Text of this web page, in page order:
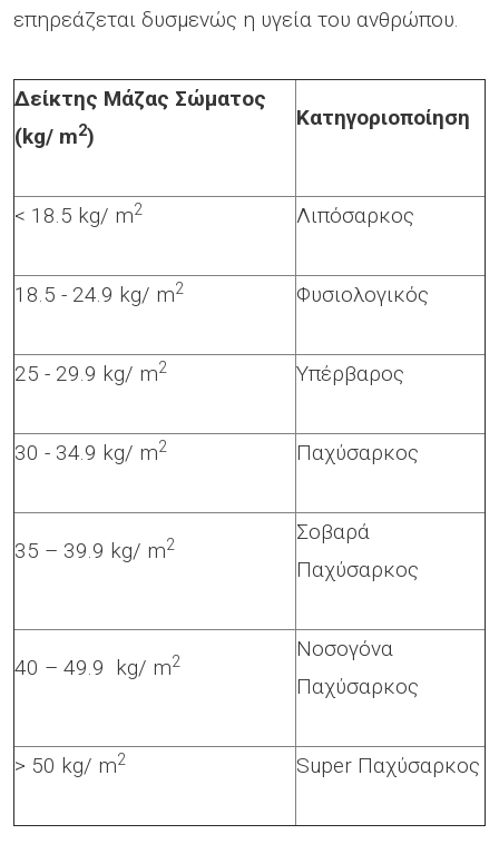
επηρεάζεται δυσμενώς η υγεία του ανθρώπου.
Δείκτης Μάζας Σώματος
(kg/ m2)
Κατηγοριοποίηση
< 18.5 kg/ m2 Λιπόσαρκος
18.5 - 24.9 kg/ m2 Φυσιολογικός
25 - 29.9 kg/ m2 Υπέρβαρος
30 - 34.9 kg/ m2 Παχύσαρκος
35 – 39.9 kg/ m2
Σοβαρά
Παχύσαρκος
40 – 49.9 kg/ m2
Νοσογόνα
Παχύσαρκος
> 50 kg/ m2 Super Παχύσαρκος